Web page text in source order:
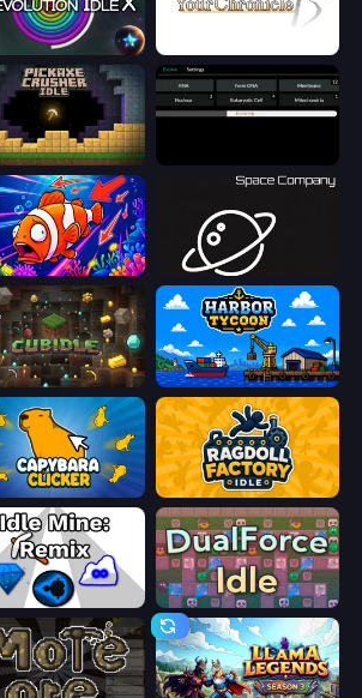
Idle X
Crusher Idle
Catch Idle Space Company
Harbor Tycoon
Clicker Ragdoll Factory Idle
Mine: Remix DualForce Idle